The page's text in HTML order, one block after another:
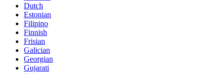
Dutch
Estonian
Filipino
Finnish
Frisian
Galician
Georgian
Gujarati